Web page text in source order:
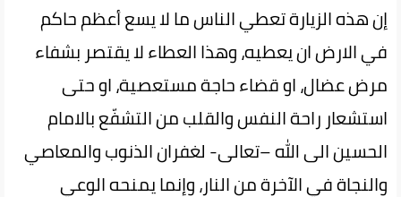
إن هذه الزيارة تعطي الناس ما لا يسع أعظم حاكم
في الارض ان يعطيه، وهذا العطاء لا يقتصر بشفاء
مرض عضال، او قضاء حاجة مستعصية، او حتى
استشعار راحة النفس والقلب من التشفّع بالامام
الحسين الى الله –تعالى- لغفران الذنوب والمعاصي
والنجاة في الآخرة من النار، وإنما يمنحه الوعي